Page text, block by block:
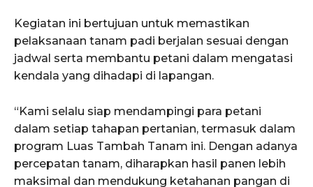
Kegiatan ini bertujuan untuk memastikan
pelaksanaan tanam padi berjalan sesuai dengan
jadwal serta membantu petani dalam mengatasi
kendala yang dihadapi di lapangan.
“Kami selalu siap mendampingi para petani
dalam setiap tahapan pertanian, termasuk dalam
program Luas Tambah Tanam ini. Dengan adanya
percepatan tanam, diharapkan hasil panen lebih
maksimal dan mendukung ketahanan pangan di